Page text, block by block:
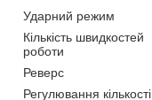
Ударний режим
Кількість швидкостей
роботи
Реверс
Регулювання кількості